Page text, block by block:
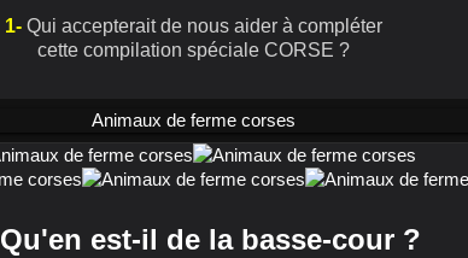
1-Qui accepterait de nous aider à compléter
cette compilation spéciale CORSE ?
Qu'en est-il de la basse-cour ?